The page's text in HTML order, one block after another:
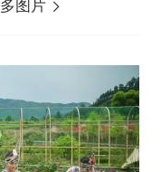
图片